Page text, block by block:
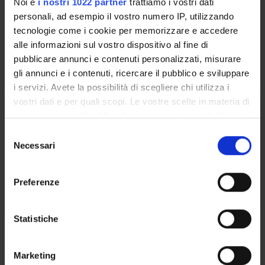
personali, ad esempio il vostro numero IP, utilizzando
tecnologie come i cookie per memorizzare e accedere
alle informazioni sul vostro dispositivo al fine di
pubblicare annunci e contenuti personalizzati, misurare
gli annunci e i contenuti, ricercare il pubblico e sviluppare
i servizi. Avete la possibilità di scegliere chi utilizza i
vostri dati e per quali scopi. Le vostre scelte in materia di
privacy sono applicabili solo su questa proprietà digitale
modificare o revocare il proprio consenso in qualsiasi
momento dalla Dichiarazione sui cookie o facendo clic
raccogliere informazioni sulla tua posizione
geografica, con un'approssimazione di qualche
Identificare il tuo dispositivo, scansionandolo
Necessari
Preferenze
Statistiche
Marketing
Credits
2
Period
INF TN - 2° anno 1° sem
Academic staff
Elena Bravi
EDUCAZIONE TERAPEUTICA
1
INF TN - 2° anno 1° sem
Academic staff
Reference texts